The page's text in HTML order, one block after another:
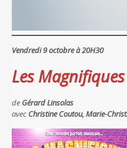
Vendredi 9 octobre à 20H30
Les Magnifiques
de Gérard Linsolas
avec Christine Coutou, Marie-